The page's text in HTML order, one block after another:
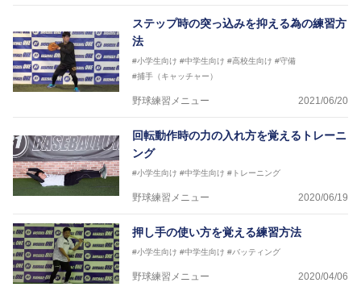
ステップ時の突っ込みを抑える為の練習方
法
#小学生向け #中学生向け #高校生向け #守備
#捕手（キャッチャー）
野球練習メニュー 2021/06/20
回転動作時の力の入れ方を覚えるトレーニ
ング
#小学生向け #中学生向け #トレーニング
野球練習メニュー 2020/06/19
押し手の使い方を覚える練習方法
#小学生向け #中学生向け #バッティング
野球練習メニュー 2020/04/06